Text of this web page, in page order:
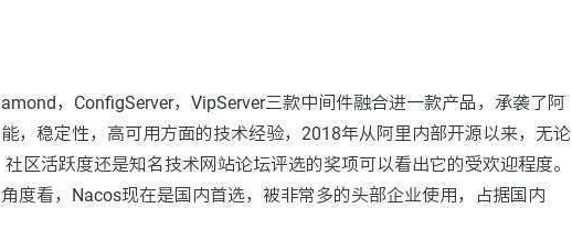
，ConfigServer，VipServer三款中间件融合进一款产品，承袭了阿
，稳定性，高可用方面的技术经验，2018年从阿里内部开源以来，无论
区活跃度还是知名技术网站论坛评选的奖项可以看出它的受欢迎程度。
度看，Nacos现在是国内首选，被非常多的头部企业使用，占据国内